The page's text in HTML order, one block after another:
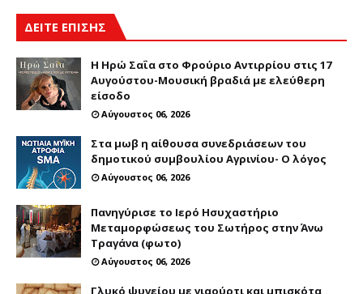
ΔΕΙΤΕ ΕΠΙΣΗΣ
Η Ηρώ Σαΐα στο Φρούριο Αντιρρίου στις 17
Αυγούστου-Μουσική βραδιά με ελεύθερη
είσοδο
Αύγουστος 06, 2026
Στα μωβ η αίθουσα συνεδριάσεων του
δημοτικού συμβουλίου Αγρινίου- Ο λόγος
Αύγουστος 06, 2026
Πανηγύρισε το Ιερό Ησυχαστήριο
Μεταμορφώσεως του Σωτήρος στην Άνω
Τραγάνα (φωτο)
Αύγουστος 06, 2026
Γλυκό ψυγείου με γιαούρτι και μπισκότα